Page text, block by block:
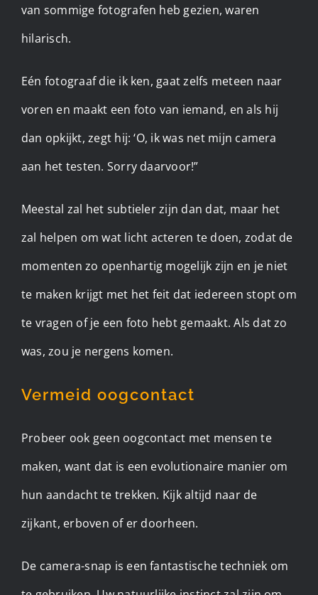
van sommige fotografen heb gezien, waren
hilarisch.
Eén fotograaf die ik ken, gaat zelfs meteen naar
voren en maakt een foto van iemand, en als hij
dan opkijkt, zegt hij: ‘O, ik was net mijn camera
aan het testen. Sorry daarvoor!”
Meestal zal het subtieler zijn dan dat, maar het
zal helpen om wat licht acteren te doen, zodat de
momenten zo openhartig mogelijk zijn en je niet
te maken krijgt met het feit dat iedereen stopt om
te vragen of je een foto hebt gemaakt. Als dat zo
was, zou je nergens komen.
Vermeid oogcontact
Probeer ook geen oogcontact met mensen te
maken, want dat is een evolutionaire manier om
hun aandacht te trekken. Kijk altijd naar de
zijkant, erboven of er doorheen.
De camera-snap is een fantastische techniek om